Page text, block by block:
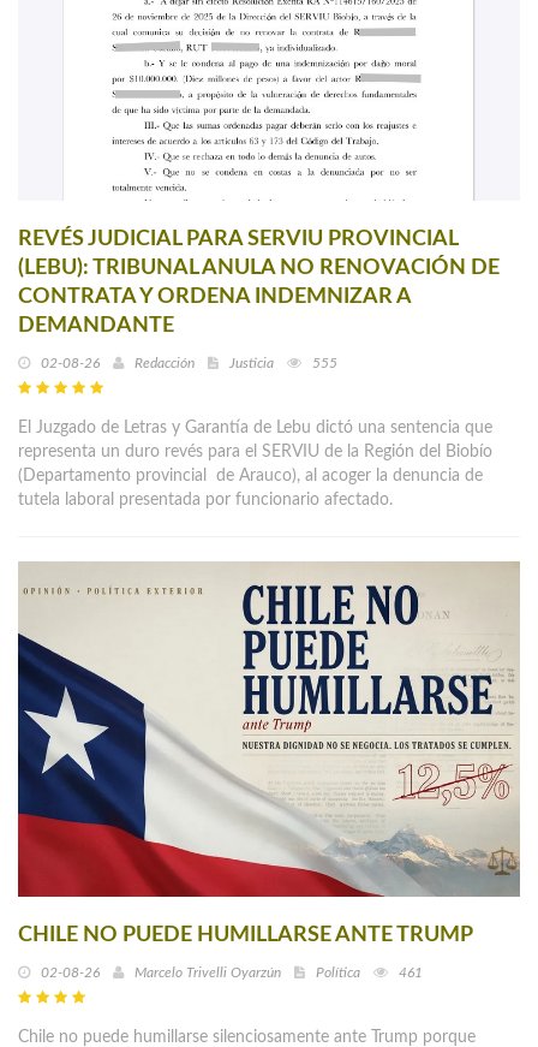
REVÉS JUDICIAL PARA SERVIU PROVINCIAL
(LEBU): TRIBUNAL ANULA NO RENOVACIÓN DE
CONTRATA Y ORDENA INDEMNIZAR A
DEMANDANTE
02-08-26 Redacción Justicia 555
El Juzgado de Letras y Garantía de Lebu dictó una sentencia que
representa un duro revés para el SERVIU de la Región del Biobío
(Departamento provincial de Arauco), al acoger la denuncia de
tutela laboral presentada por funcionario afectado.
CHILE NO PUEDE HUMILLARSE ANTE TRUMP
02-08-26 Marcelo Trivelli Oyarzún Política 461
Chile no puede humillarse silenciosamente ante Trump porque